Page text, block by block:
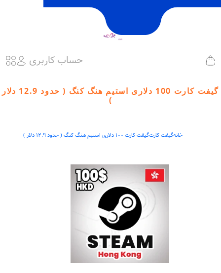
حساب کاربری
گیفت کارت 100 دلاری استیم هنگ کنگ ( حدود 12.9 دلار
)
خانهگیفت کارتگیفت کارت 100 دلاری استیم هنگ کنگ ( حدود 12.9 دلار )